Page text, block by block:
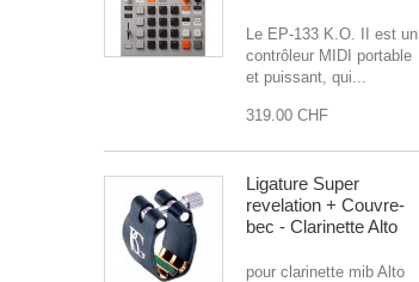
Le EP-133 K.O. II est un
contrôleur MIDI portable
et puissant, qui...
319.00 CHF
Ligature Super
revelation + Couvre-
bec - Clarinette Alto
pour clarinette mib Alto